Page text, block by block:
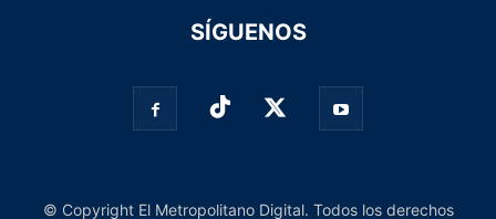
SÍGUENOS
© Copyright El Metropolitano Digital. Todos los derechos